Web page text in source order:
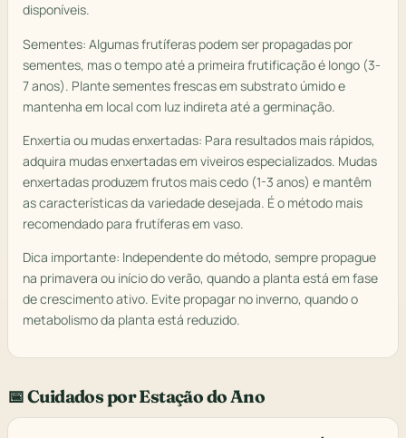
disponíveis.
Sementes: Algumas frutíferas podem ser propagadas por
sementes, mas o tempo até a primeira frutificação é longo (3-
7 anos). Plante sementes frescas em substrato úmido e
mantenha em local com luz indireta até a germinação.
Enxertia ou mudas enxertadas: Para resultados mais rápidos,
adquira mudas enxertadas em viveiros especializados. Mudas
enxertadas produzem frutos mais cedo (1-3 anos) e mantêm
as características da variedade desejada. É o método mais
recomendado para frutíferas em vaso.
Dica importante: Independente do método, sempre propague
na primavera ou início do verão, quando a planta está em fase
de crescimento ativo. Evite propagar no inverno, quando o
metabolismo da planta está reduzido.
📅 Cuidados por Estação do Ano